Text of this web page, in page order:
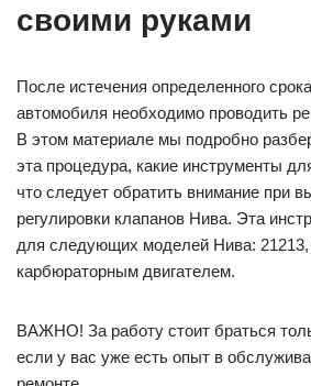
своими руками
После истечения определенного
автомобиля необходимо проводить
В этом материале мы подробно
эта процедура, какие инструменты
что следует обратить внимание при
регулировки клапанов Нива. Эта
для следующих моделей Нива: 21213,
карбюраторным двигателем.
ВАЖНО! За работу стоит браться
если у вас уже есть опыт в